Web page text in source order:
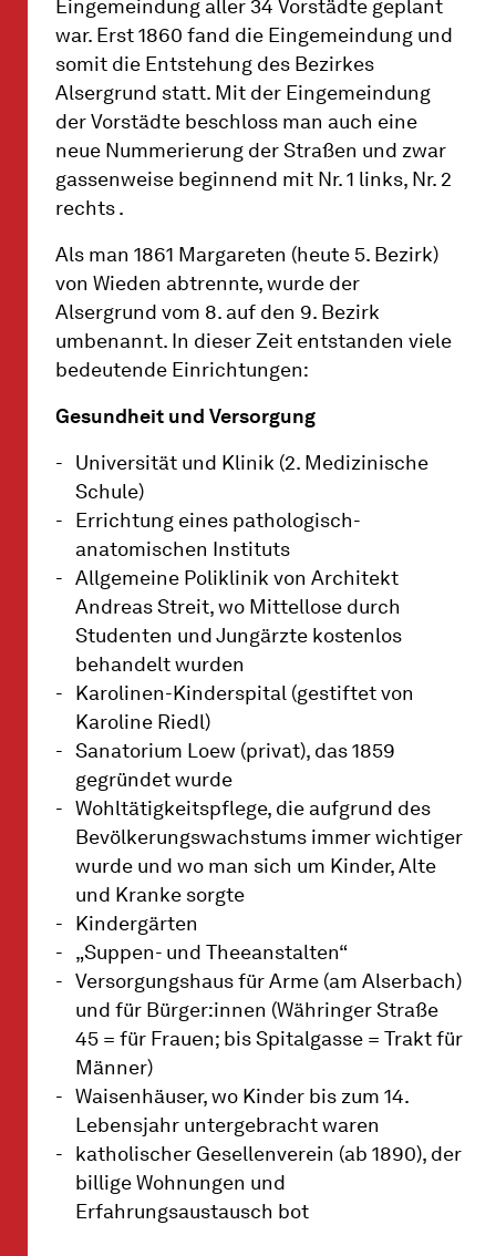
Eingemeindung aller 34 Vorstädte geplant
war. Erst 1860 fand die Eingemeindung und
somit die Entstehung des Bezirkes
Alsergrund statt. Mit der Eingemeindung
der Vorstädte beschloss man auch eine
neue Nummerierung der Straßen und zwar
gassenweise beginnend mit Nr. 1 links, Nr. 2
rechts .
Als man 1861 Margareten (heute 5. Bezirk)
von Wieden abtrennte, wurde der
Alsergrund vom 8. auf den 9. Bezirk
umbenannt. In dieser Zeit entstanden viele
bedeutende Einrichtungen:
Gesundheit und Versorgung
Universität und Klinik (2. Medizinische
Schule)
Errichtung eines pathologisch-
anatomischen Instituts
Allgemeine Poliklinik von Architekt
Andreas Streit, wo Mittellose durch
Studenten und Jungärzte kostenlos
behandelt wurden
Karolinen-Kinderspital (gestiftet von
Karoline Riedl)
Sanatorium Loew (privat), das 1859
gegründet wurde
Wohltätigkeitspflege, die aufgrund des
Bevölkerungswachstums immer wichtiger
wurde und wo man sich um Kinder, Alte
und Kranke sorgte
Kindergärten
„Suppen- und Theeanstalten“
Versorgungshaus für Arme (am Alserbach)
und für Bürger:innen (Währinger Straße
45 = für Frauen; bis Spitalgasse = Trakt für
Männer)
Waisenhäuser, wo Kinder bis zum 14.
Lebensjahr untergebracht waren
katholischer Gesellenverein (ab 1890), der
billige Wohnungen und
Erfahrungsaustausch bot